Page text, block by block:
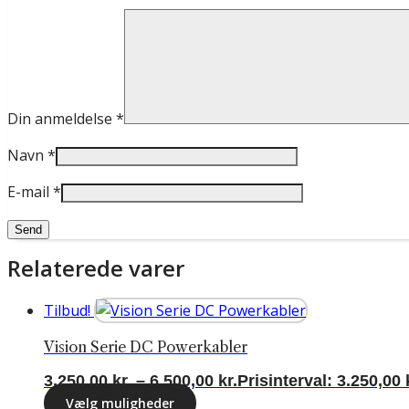
Din anmeldelse *
Navn *
E-mail *
Relaterede varer
Tilbud!
Vision Serie DC Powerkabler
3.250,00kr. – 6.500,00 kr.Prisinterval: 3.250,00
Vælg muligheder